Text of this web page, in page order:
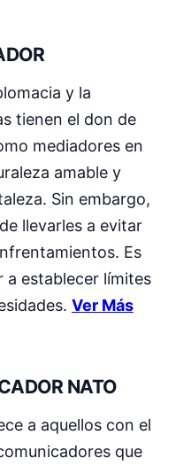
y la
tienen el don de
mediadores en
amable y
Sin embargo,
llevarles a evitar
Es
a establecer límites
Ver Más
NATO
a aquellos con el
que